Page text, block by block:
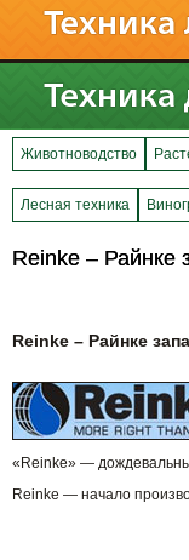
Животноводство
Лесная техника
Reinke – Райнке
Reinke – Райнке
Reinke – Райнке
«Reinke» —
Reinke — начало